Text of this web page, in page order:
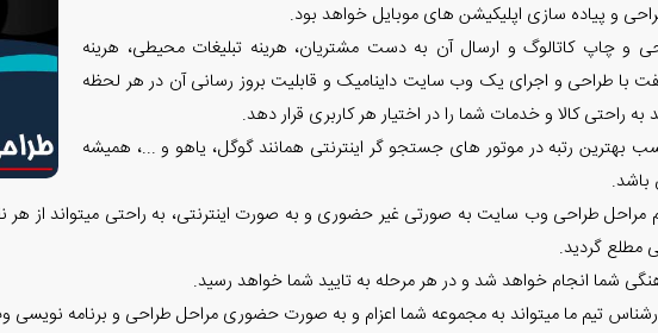
و پیاده سازی اپلیکیشن های موبایل خواهد بود.
و چاپ کاتالوگ و ارسال آن به دست مشتریان، هرینه تبلیغات محیطی، هرینه
گفت با طراحی و اجرای یک وب سایت داینامیک و قابلیت بروز رسانی آن در هر لحظه
راحتی کالا و خدمات شما را در اختیار هر کاربری قرار دهد.
بهترین رتبه در موتور های جستجو گر اینترنتی همانند گوگل، یاهو و ...، همیشه
باشد.
مراحل طراحی وب سایت به صورتی غیر حضوری و به صورت اینترنتی، به راحتی میتواند از
مطلع گردید.
شما انجام خواهد شد و در هر مرحله به تایید شما خواهد رسید.
تیم ما میتواند به مجموعه شما اعزام و به صورت حضوری مراحل طراحی و برنامه